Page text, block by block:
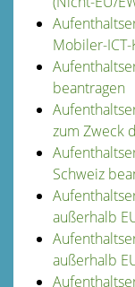
Mobiler-
beantragen
zum Zweck
Schweiz
außerhalb
außerhalb